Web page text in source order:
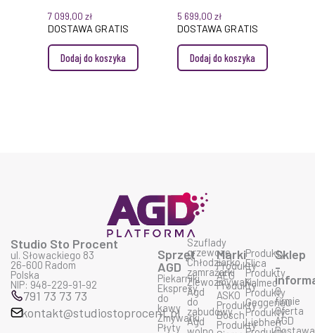
ZABUDOWY
7 099,00 zł
DOSTAWA GRATIS
Dodaj do koszyka
ZABUDOWY
5 699,00 zł
DOSTAWA GRATIS
Dodaj do koszyka
Studio Sto Procent
ul. Słowackiego 83
26-600 Radom
Polska
NIP: 948-229-91-92
791 73 73 73
kontakt@studiostoprocent.pl
Sprzęt
AGD
Piekarniki
Ekspresy
do
kawy
Zmywarki
Płyty
Szuflady
grzewcze
Chłodziarko
zamrażarki
Zlewozmywaki
Agd
do
zabudowy
Agd
Marki
Produkty
AEG
Produkty
ASKO
Produkty
Bosch
Produkty
Produkty
Elica
Produkty
Falmec
Produkty
Geggenau
Produkty
Liebherr
Sklep
-
O
firmie
Oferta
AGD
Dostawa